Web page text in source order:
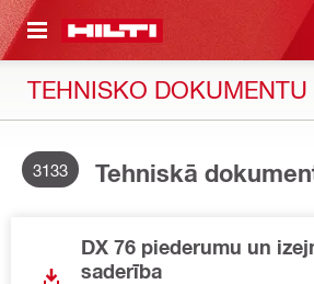
SATURU
TEHNISKO DOKUMENTU
3133 Tehniskā
DX 76 piederumu un
saderība